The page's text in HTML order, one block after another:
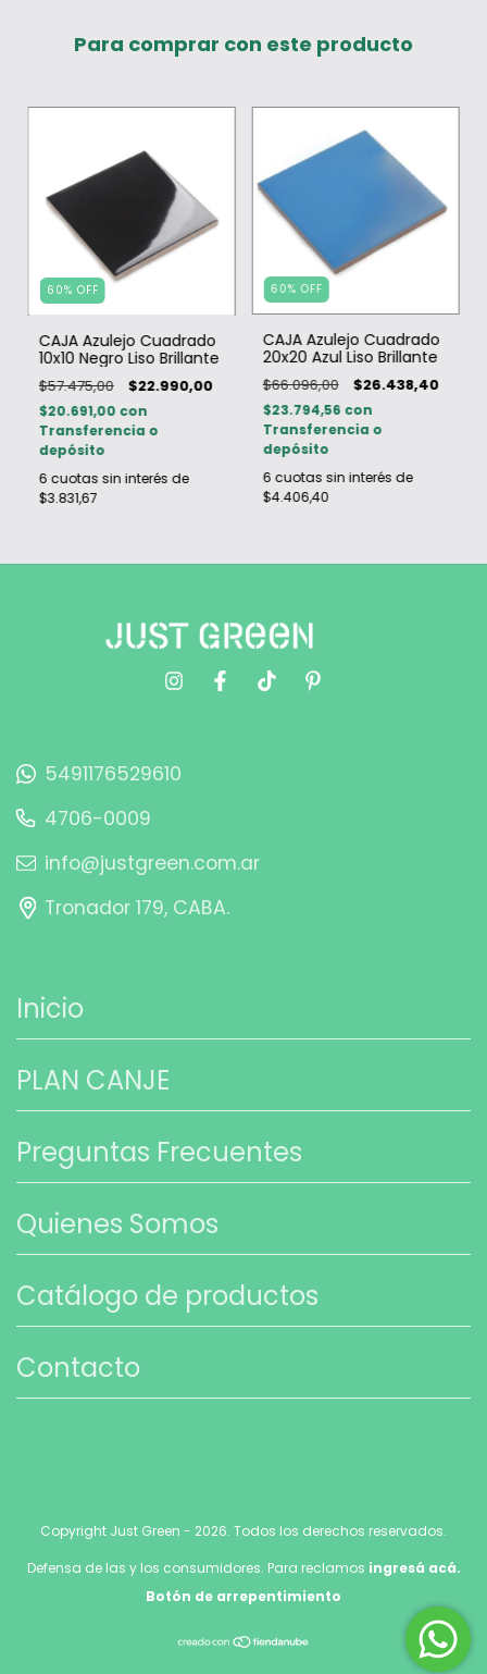
Para comprar con este producto
60% OFF
CAJA Azulejo Cuadrado
10x10 Negro Liso Brillante
$57.475,00 $22.990,00
$20.691,00 con
Transferencia o
depósito
6 cuotas sin interés de
$3.831,67
60%OFF
CAJA Azulejo Cuadrado
20x20 Azul Liso Brillante
$66.096,00 $26.438,40
$23.794,56 con
Transferencia o
depósito
6 cuotas sin interés de
$4.406,40
5491176529610
4706-0009
info@justgreen.com.ar
Tronador 179, CABA.
Inicio
PLAN CANJE
Preguntas Frecuentes
Quienes Somos
Catálogo de productos
Contacto
Copyright Just Green - 2026. Todos los derechos reservados.
Defensa de las y los consumidores. Para reclamos ingresá acá.
Botón de arrepentimiento